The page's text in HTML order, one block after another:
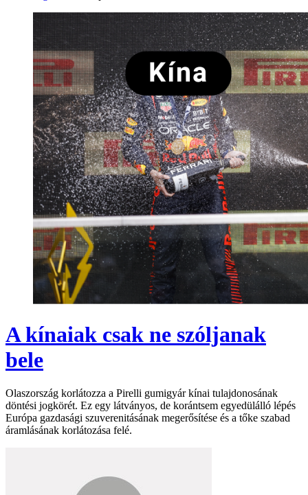
A kínaiak csak ne szóljanak
bele
Olaszország korlátozza a Pirelli gumigyár kínai tulajdonosának
döntési jogkörét. Ez egy látványos, de korántsem egyedülálló lépés
Európa gazdasági szuverenitásának megerősítése és a tőke szabad
áramlásának korlátozása felé.